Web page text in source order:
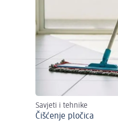
Savjeti i tehnike
Čišćenje pločica